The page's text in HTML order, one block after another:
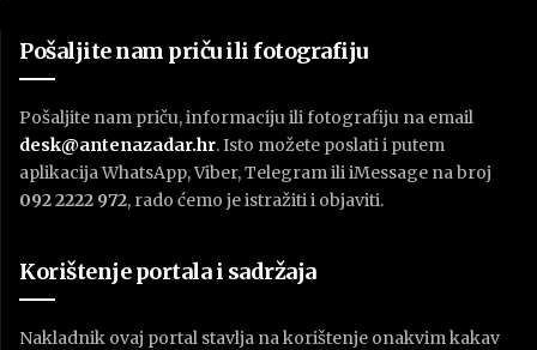
Pošaljite nam priču ili fotografiju
Pošaljite nam priču, informaciju ili fotografiju na email
desk@antenazadar.hr. Isto možete poslati i putem
aplikacija WhatsApp, Viber, Telegram ili iMessage na broj
092 2222 972, rado ćemo je istražiti i objaviti.
Korištenje portala i sadržaja
Nakladnik ovaj portal stavlja na korištenje onakvim kakav